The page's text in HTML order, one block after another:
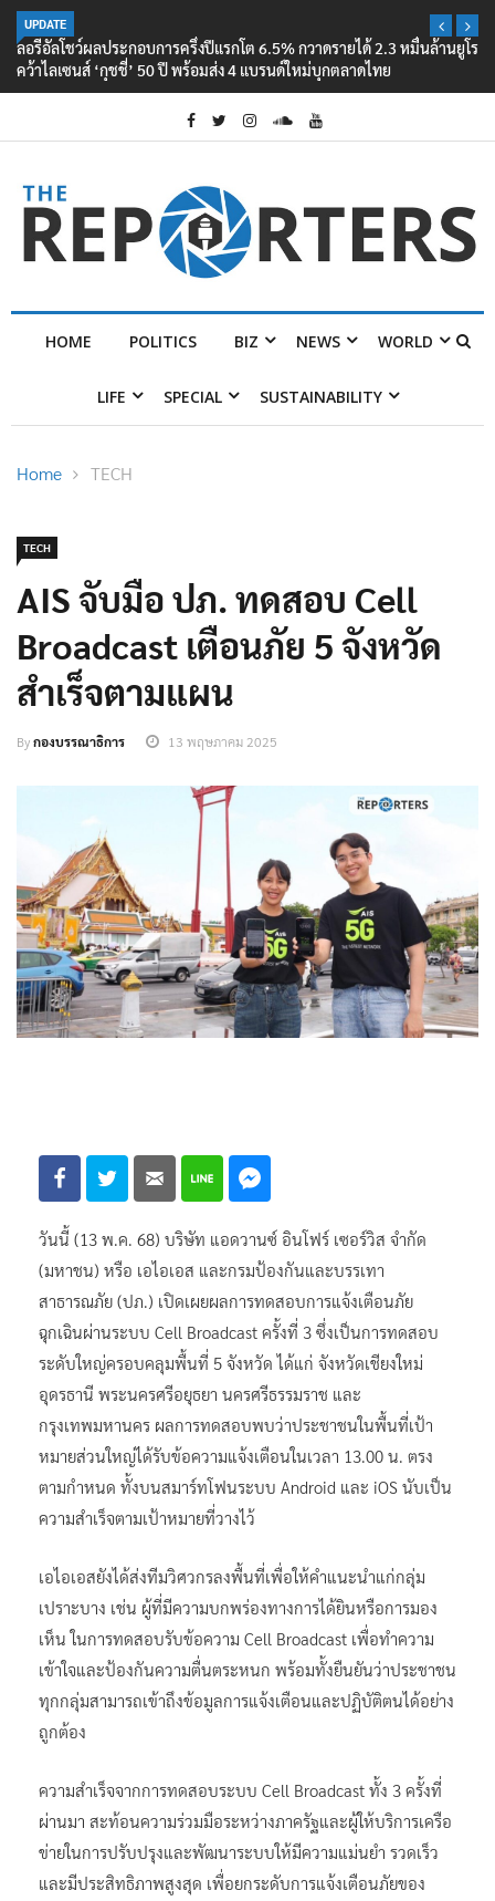
UPDATE
ลอรีอัลโชว์ผลประกอบการครึ่งปีแรกโต 6.5% กวาดรายได้ 2.3 หมื่นล้านยูโร
คว้าไลเซนส์ ‘กุชชี่’ 50 ปี พร้อมส่ง 4 แบรนด์ใหม่บุกตลาดไทย
HOME POLITICS BIZ NEWS WORLD
LIFE SPECIAL SUSTAINABILITY
Home TECH
TECH
AIS จับมือ ปภ. ทดสอบ Cell
Broadcast เตือนภัย 5 จังหวัด
สำเร็จตามแผน
Byกองบรรณาธิการ 13 พฤษภาคม 2025
วันนี้ (13 พ.ค. 68) บริษัท แอดวานซ์ อินโฟร์ เซอร์วิส จำกัด
(มหาชน) หรือ เอไอเอส และกรมป้องกันและบรรเทา
สาธารณภัย (ปภ.) เปิดเผยผลการทดสอบการแจ้งเตือนภัย
ฉุกเฉินผ่านระบบ Cell Broadcast ครั้งที่ 3 ซึ่งเป็นการทดสอบ
ระดับใหญ่ครอบคลุมพื้นที่ 5 จังหวัด ได้แก่ จังหวัดเชียงใหม่
อุดรธานี พระนครศรีอยุธยา นครศรีธรรมราช และ
กรุงเทพมหานคร ผลการทดสอบพบว่าประชาชนในพื้นที่เป้า
หมายส่วนใหญ่ได้รับข้อความแจ้งเตือนในเวลา 13.00 น. ตรง
ตามกำหนด ทั้งบนสมาร์ทโฟนระบบ Android และ iOS นับเป็น
ความสำเร็จตามเป้าหมายที่วางไว้
เอไอเอสยังได้ส่งทีมวิศวกรลงพื้นที่เพื่อให้คำแนะนำแก่กลุ่ม
เปราะบาง เช่น ผู้ที่มีความบกพร่องทางการได้ยินหรือการมอง
เห็น ในการทดสอบรับข้อความ Cell Broadcast เพื่อทำความ
เข้าใจและป้องกันความตื่นตระหนก พร้อมทั้งยืนยันว่าประชาชน
ทุกกลุ่มสามารถเข้าถึงข้อมูลการแจ้งเตือนและปฏิบัติตนได้อย่าง
ถูกต้อง
ความสำเร็จจากการทดสอบระบบ Cell Broadcast ทั้ง 3 ครั้งที่
ผ่านมา สะท้อนความร่วมมือระหว่างภาครัฐและผู้ให้บริการเครือ
ข่ายในการปรับปรุงและพัฒนาระบบให้มีความแม่นยำ รวดเร็ว
และมีประสิทธิภาพสูงสุด เพื่อยกระดับการแจ้งเตือนภัยของ